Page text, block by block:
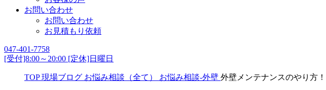
お問い合わせ
お問い合わせ
お見積もり依頼
047-401-7758
[受付]8:00～20:00 [定休]日曜日
TOP 現場ブログ お悩み相談（全て） お悩み相談-外壁 外壁メンテナンスのやり方